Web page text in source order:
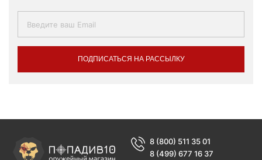
ПОДПИСАТЬСЯ НА РАССЫЛКУ
8 (800) 511 35 01
8 (499) 677 16 37